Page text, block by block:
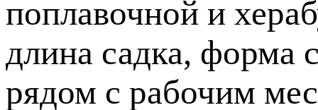
поплавочной и
длина садка, форма
рядом с рабочим